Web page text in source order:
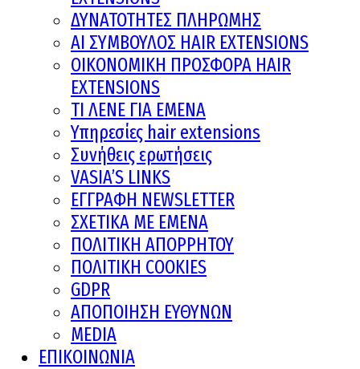
ΔΥΝΑΤΟΤΗΤΕΣ ΠΛΗΡΩΜΗΣ
AI ΣΥΜΒΟΥΛΟΣ HAIR EXTENSIONS
ΟΙΚΟΝΟΜΙΚΗ ΠΡΟΣΦΟΡΑ HAIR
EXTENSIONS
ΤΙ ΛΕΝΕ ΓΙΑ ΕΜΕΝΑ
Υπηρεσίες hair extensions
Συνήθεις ερωτήσεις
VASIA’S LINKS
ΕΓΓΡΑΦΗ NEWSLETTER
ΣΧΕΤΙΚΑ ΜΕ ΕΜΕΝΑ
ΠΟΛΙΤΙΚΗ ΑΠΟΡΡΗΤΟΥ
ΠΟΛΙΤΙΚΗ COOKIES
GDPR
ΑΠΟΠΟΙΗΣΗ ΕΥΘΥΝΩΝ
MEDIA
ΕΠΙΚΟΙΝΩΝΙΑ